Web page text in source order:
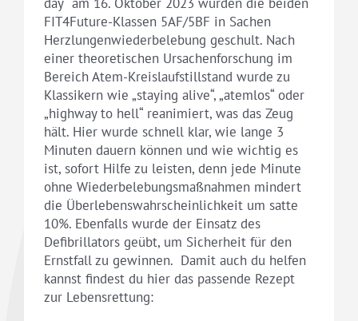
FIT4Future-Klassen 5AF/5BF in Sachen
Herzlungenwiederbelebung geschult. Nach
einer theoretischen Ursachenforschung im
Bereich Atem-Kreislaufstillstand wurde zu
Klassikern wie „staying alive“, „atemlos“ oder
„highway to hell“ reanimiert, was das Zeug
hält. Hier wurde schnell klar, wie lange 3
Minuten dauern können und wie wichtig es
ist, sofort Hilfe zu leisten, denn jede Minute
ohne Wiederbelebungsmaßnahmen mindert
die Überlebenswahrscheinlichkeit um satte
10%. Ebenfalls wurde der Einsatz des
Defibrillators geübt, um Sicherheit für den
Ernstfall zu gewinnen. Damit auch du helfen
kannst findest du hier das passende Rezept
zur Lebensrettung: